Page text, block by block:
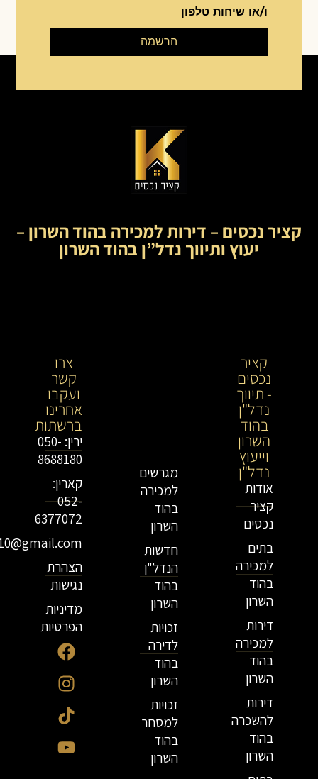
ו/או שיחות טלפון
הרשמה
קציר נכסים – דירות למכירה בהוד השרון –
יעוץ ותיווך נדל”ן בהוד השרון
קציר
נכסים
- תיווך
נדל"ן
בהוד
השרון
וייעוץ
נדל"ן
אודות
קציר
נכסים
בתים
למכירה
בהוד
השרון
דירות
למכירה
בהוד
השרון
דירות
להשכרה
בהוד
השרון
מגרשים
למכירה
בהוד
השרון
חדשות
הנדל"ן
בהוד
השרון
זכויות
לדירה
בהוד
השרון
זכויות
למסחר
בהוד
השרון
צרו
קשר
ועקבו
אחרינו
ברשתות
ירין: 050-
8688180
קארין:
052-
6377072
הצהרת
נגישות
מדיניות
הפרטיות